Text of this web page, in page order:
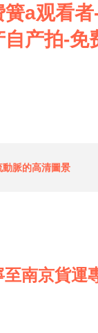
a观看
产拍-
脈的高清圖景
至南京貨運